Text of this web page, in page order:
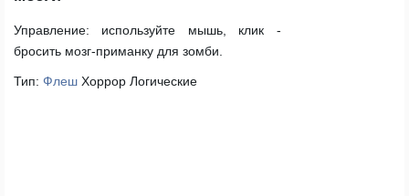
Управление: используйте мышь, клик -
бросить мозг-приманку для зомби.
Тип: Флеш Хоррор Логические